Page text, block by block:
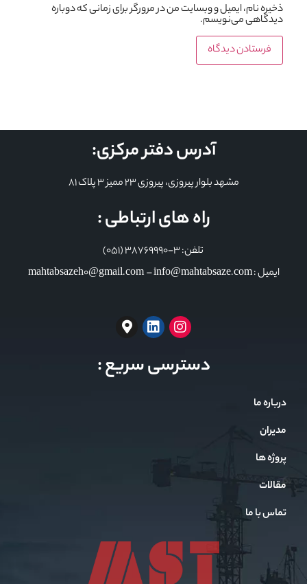
ذخیره نام، ایمیل و وبسایت من در مرورگر برای زمانی که دوباره
دیدگاهی می‌نویسم.
آدرس دفتر مرکزی:
مشهد بلوار پیروزی، پیروزی 23 ممیز 3 پلاک 81
راه های ارتباطی :
تلفن: 3-38769990 (051)
ایمیل : mahtabsazeh0@gmail.com – info@mahtabsaze.com
دسترسی سریع :
درباره ما
مدیران
پروژه ها
مقالات
تماس با ما